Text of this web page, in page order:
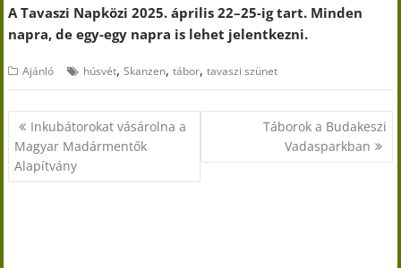
A Tavaszi Napközi 2025. április 22–25-ig tart. Minden
napra, de egy-egy napra is lehet jelentkezni.
Ajánló húsvét,Skanzen,tábor,tavaszi szünet
Bejegyzés
navigáció
Inkubátorokat vásárolna a
Magyar Madármentők
Alapítvány
Táborok a Budakeszi
Vadasparkban